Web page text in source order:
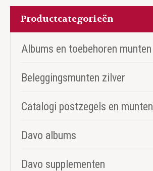
Productcategorieën
Albums en toebehoren munten
Beleggingsmunten zilver
Catalogi postzegels en munten
Davo albums
Davo supplementen